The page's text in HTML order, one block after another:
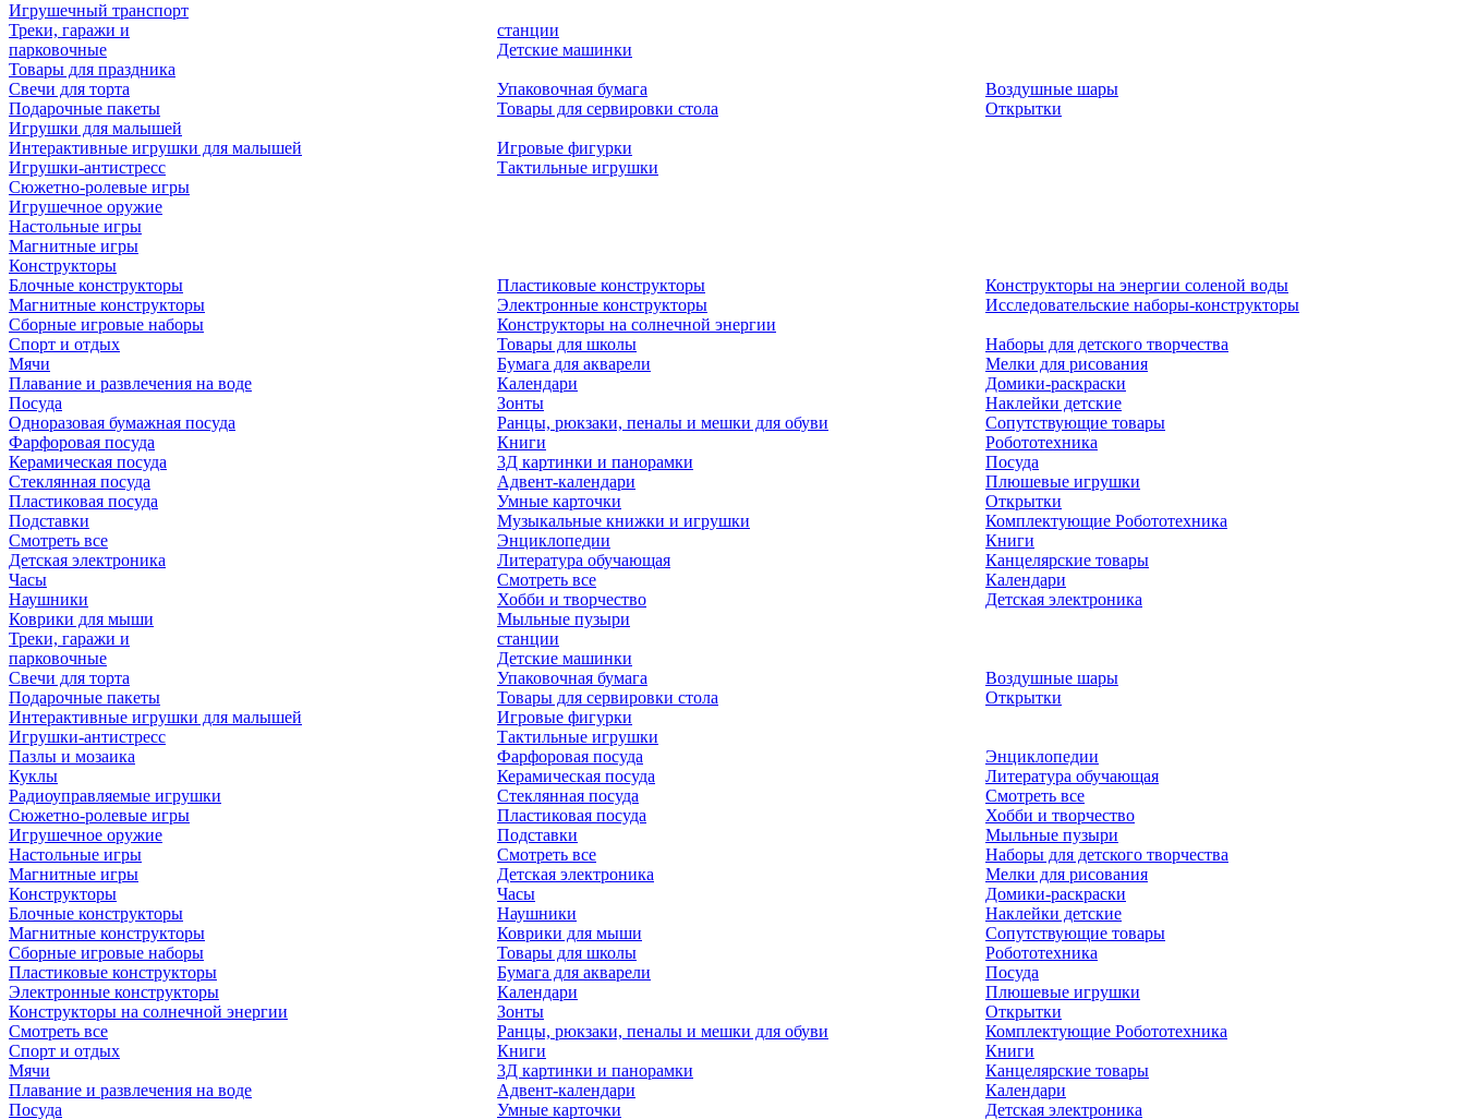
Игрушечный транспорт
Треки, гаражи и
парковочные
станции
Детские машинки
Товары для праздника
Свечи для торта
Подарочные пакеты
Упаковочная бумага
Товары для сервировки стола
Воздушные шары
Открытки
Игрушки для малышей
Интерактивные игрушки для малышей
Игрушки-антистресс
Игровые фигурки
Тактильные игрушки
Сюжетно-ролевые игры
Игрушечное оружие
Настольные игры
Магнитные игры
Конструкторы
Блочные конструкторы
Магнитные конструкторы
Сборные игровые наборы
Пластиковые конструкторы
Электронные конструкторы
Конструкторы на солнечной энергии
Конструкторы на энергии соленой воды
Исследовательские наборы-конструкторы
Спорт и отдых
Мячи
Плавание и развлечения на воде
Посуда
Одноразовая бумажная посуда
Фарфоровая посуда
Керамическая посуда
Стеклянная посуда
Пластиковая посуда
Подставки
Смотреть все
Детская электроника
Часы
Наушники
Коврики для мыши
Товары для школы
Бумага для акварели
Календари
Зонты
Ранцы, рюкзаки, пеналы и мешки для обуви
Книги
3Д картинки и панорамки
Адвент-календари
Умные карточки
Музыкальные книжки и игрушки
Энциклопедии
Литература обучающая
Смотреть все
Хобби и творчество
Мыльные пузыри
Наборы для детского творчества
Мелки для рисования
Домики-раскраски
Наклейки детские
Сопутствующие товары
Робототехника
Посуда
Плюшевые игрушки
Открытки
Комплектующие Робототехника
Книги
Канцелярские товары
Календари
Детская электроника
Треки, гаражи и
парковочные
станции
Детские машинки
Свечи для торта
Подарочные пакеты
Упаковочная бумага
Товары для сервировки стола
Воздушные шары
Открытки
Интерактивные игрушки для малышей
Игрушки-антистресс
Игровые фигурки
Тактильные игрушки
Пазлы и мозаика
Куклы
Радиоуправляемые игрушки
Сюжетно-ролевые игры
Игрушечное оружие
Настольные игры
Магнитные игры
Конструкторы
Блочные конструкторы
Магнитные конструкторы
Сборные игровые наборы
Пластиковые конструкторы
Электронные конструкторы
Конструкторы на солнечной энергии
Смотреть все
Спорт и отдых
Мячи
Плавание и развлечения на воде
Посуда
Фарфоровая посуда
Керамическая посуда
Стеклянная посуда
Пластиковая посуда
Подставки
Смотреть все
Детская электроника
Часы
Наушники
Коврики для мыши
Товары для школы
Бумага для акварели
Календари
Зонты
Ранцы, рюкзаки, пеналы и мешки для обуви
Книги
3Д картинки и панорамки
Адвент-календари
Умные карточки
Энциклопедии
Литература обучающая
Смотреть все
Хобби и творчество
Мыльные пузыри
Наборы для детского творчества
Мелки для рисования
Домики-раскраски
Наклейки детские
Сопутствующие товары
Робототехника
Посуда
Плюшевые игрушки
Открытки
Комплектующие Робототехника
Книги
Канцелярские товары
Календари
Детская электроника